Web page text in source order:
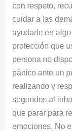
con respeto,
cuidar a las
ayudarle en
protección que
persona no
pánico ante un
realizando y
segundos al
que parar para
emociones. No